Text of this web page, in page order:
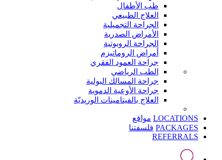
طب الأطفال
العلاج الطبيعي
الجراحة التجميلية
الأمراض الصدرية
الجراحة الروبوتية
أمراض الروماتيزم
جراحة العمود الفقري
الطب الرياضي
جراحة المسالك البولية
جراحة الأوعية الدموية
العلاج بالفيتامينات الوريديّة
LOCATIONS مواقع
PACKAGES فلسفتنا
REFERRALS